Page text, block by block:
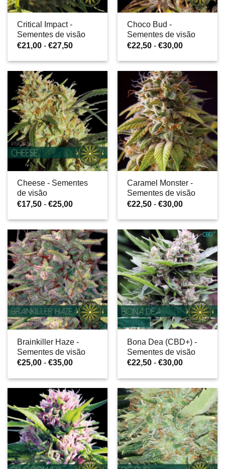
Critical Impact -
Sementes de visão
€21,00 - €27,50Gama
preços:
€21,00
€27,50
Choco Bud -
Sementes de visão
€22,50 - €30,00Gama
preços:
€22,50
a
€30,00
Cheese - Sementes
de visão
€17,50 - €25,00Gama
preços:
€17,50
a
€25,00
Caramel Monster -
Sementes de visão
€22,50 - €30,00Gama
preços:
€22,50
a
€30,00
Brainkiller Haze -
Sementes de visão
€25,00 - €35,00Gama
preços:
€25,00
a
€35,00
Bona Dea (CBD+) -
Sementes de visão
€22,50 - €30,00Gama
preços:
€22,50
a
€30,00